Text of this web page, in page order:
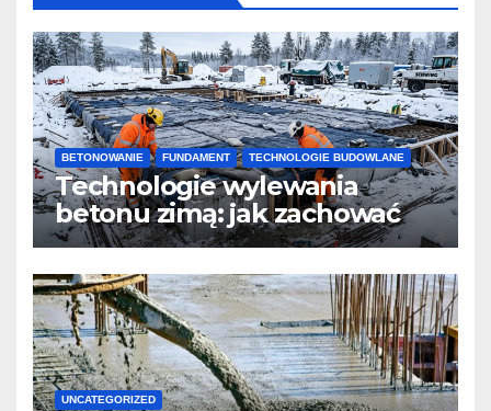
BETONOWANIE FUNDAMENT TECHNOLOGIE BUDOWLANE
Technologie wylewania
betonu zimą: jak zachować
jakość i przyspieszyć
twardnienie
UNCATEGORIZED